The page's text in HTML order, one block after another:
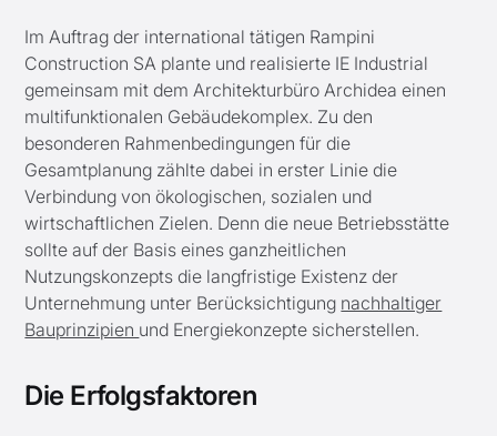
Im Auftrag der international tätigen Rampini
Construction SA plante und realisierte IE Industrial
gemeinsam mit dem Architekturbüro Archidea einen
multifunktionalen Gebäudekomplex. Zu den
besonderen Rahmenbedingungen für die
Gesamtplanung zählte dabei in erster Linie die
Verbindung von ökologischen, sozialen und
wirtschaftlichen Zielen. Denn die neue Betriebsstätte
sollte auf der Basis eines ganzheitlichen
Nutzungskonzepts die langfristige Existenz der
Unternehmung unter Berücksichtigung nachhaltiger
Bauprinzipien und Energiekonzepte sicherstellen.
Die Erfolgsfaktoren